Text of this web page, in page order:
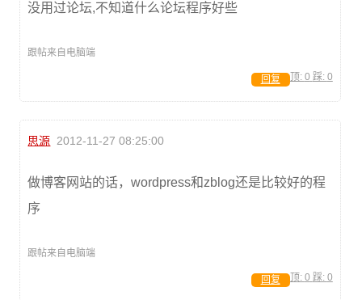
没用过论坛,不知道什么论坛程序好些
跟帖来自电脑端
顶: 0 踩: 0
回复
思源 2012-11-27 08:25:00
做博客网站的话，wordpress和zblog还是比较好的程
序
跟帖来自电脑端
顶: 0 踩: 0
回复